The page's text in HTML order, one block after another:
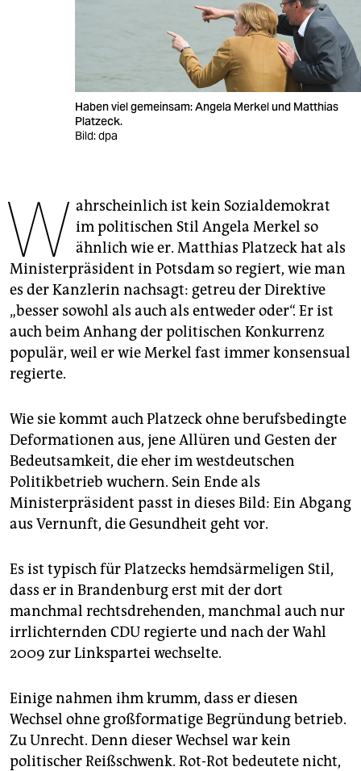
abo
genossenschaft
epaper login
Haben viel gemeinsam: Angela Merkel und Matthias
Platzeck.
Bild: dpa
W ahrscheinlich ist kein Sozialdemokrat
im politischen Stil Angela Merkel so
ähnlich wie er. Matthias Platzeck hat als
Ministerpräsident in Potsdam so regiert, wie man
es der Kanzlerin nachsagt: getreu der Direktive
„besser sowohl als auch als entweder oder“. Er ist
auch beim Anhang der politischen Konkurrenz
populär, weil er wie Merkel fast immer konsensual
regierte.
Wie sie kommt auch Platzeck ohne berufsbedingte
Deformationen aus, jene Allüren und Gesten der
Bedeutsamkeit, die eher im westdeutschen
Politikbetrieb wuchern. Sein Ende als
Ministerpräsident passt in dieses Bild: Ein Abgang
aus Vernunft, die Gesundheit geht vor.
Es ist typisch für Platzecks hemdsärmeligen Stil,
dass er in Brandenburg erst mit der dort
manchmal rechtsdrehenden, manchmal auch nur
irrlichternden CDU regierte und nach der Wahl
2009 zur Linkspartei wechselte.
Einige nahmen ihm krumm, dass er diesen
Wechsel ohne großformatige Begründung betrieb.
Zu Unrecht. Denn dieser Wechsel war kein
politischer Reißschwenk. Rot-Rot bedeutete nicht,